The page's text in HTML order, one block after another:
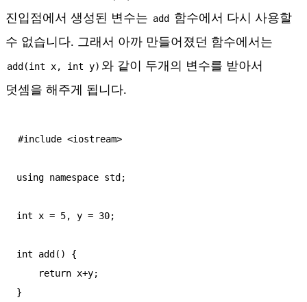
진입점에서 생성된 변수는 add 함수에서 다시 사용할
수 없습니다. 그래서 아까 만들어졌던 함수에서는
add(int x, int y) 와 같이 두개의 변수를 받아서
덧셈을 해주게 됩니다.
#include <iostream>
using namespace std;
int x = 5, y = 30;
int add() {
}